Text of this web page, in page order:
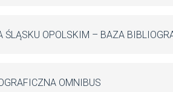
ŚLĄSKU OPOLSKIM – BAZA
OMNIBUS